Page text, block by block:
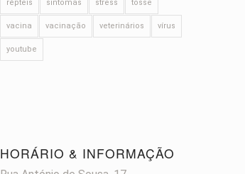
répteis sintomas stress tosse
vacina vacinação veterinários vírus
youtube
HORÁRIO & INFORMAÇÃO